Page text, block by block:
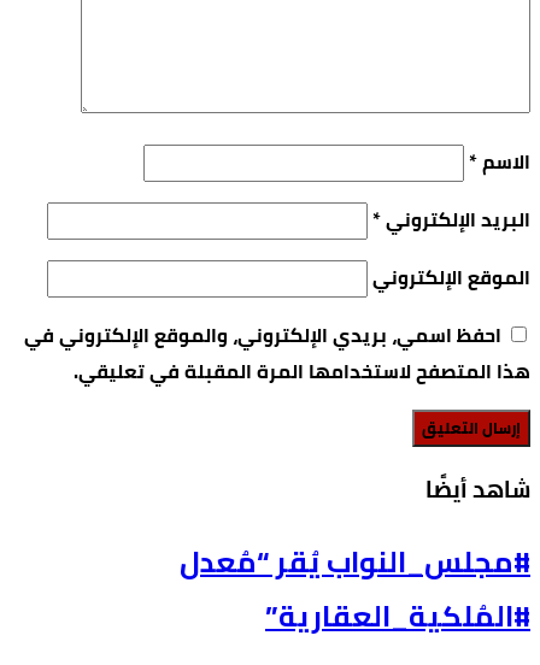
الاسم*
البريد الإلكتروني*
الموقع الإلكتروني
احفظ اسمي، بريدي الإلكتروني، والموقع الإلكتروني في
هذا المتصفح لاستخدامها المرة المقبلة في تعليقي.
‫شاهد أيضًا‬
#مجلس_النواب يُقر “مُعدل
#المُلكية_العقارية”